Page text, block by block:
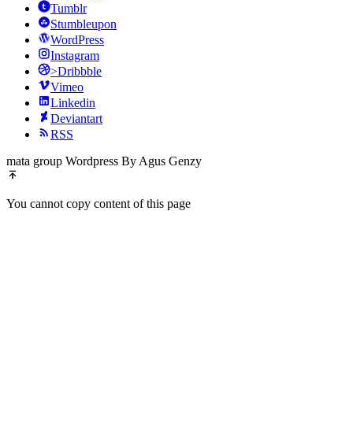
Tumblr
Stumbleupon
WordPress
Instagram
>Dribbble
Vimeo
Linkedin
Deviantart
RSS
mata group Wordpress By Agus Genzy
You cannot copy content of this page